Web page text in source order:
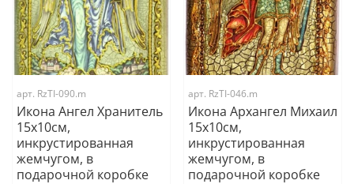
арт. RzTI-090.m
Икона Ангел Хранитель
15х10см,
инкрустированная
жемчугом, в
подарочной коробке
арт. RzTI-046.m
Икона Архангел Михаил
15х10см,
инкрустированная
жемчугом, в
подарочной коробке